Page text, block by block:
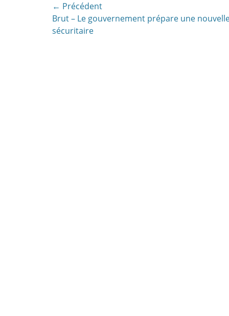
Navigation
de
← Précédent
Article
précédent:
Brut – Le gouvernement prépare une
sécuritaire